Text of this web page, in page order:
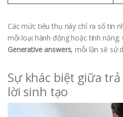
Các mức tiêu thụ này chỉ ra số tin
mỗi loại hành động hoặc tính
Generative answers, mỗi lần sẽ sử
Sự khác biệt giữa
lời sinh tạo